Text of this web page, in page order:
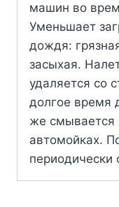
машин во
Уменьшает
дождя:
засыхая.
удаляется со
долгое время
же
автомойках.
периодически